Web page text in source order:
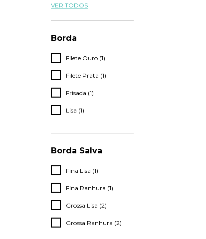
VER TODOS
Borda
Filete Ouro (1)
Filete Prata (1)
Frisada (1)
Lisa (1)
Borda Salva
Fina Lisa (1)
Fina Ranhura (1)
Grossa Lisa (2)
Grossa Ranhura (2)